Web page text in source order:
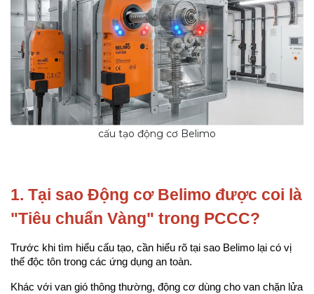
cấu tạo động cơ Belimo
1. Tại sao Động cơ Belimo được coi là
"Tiêu chuẩn Vàng" trong PCCC?
Trước khi tìm hiểu cấu tạo, cần hiểu rõ tại sao Belimo lại có vị
thế độc tôn trong các ứng dụng an toàn.
Khác với van gió thông thường, động cơ dùng cho van chặn lửa